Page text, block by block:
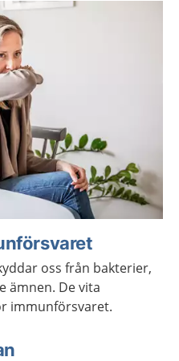
oss från bakterier,
ämnen. De vita
immunförsvaret.